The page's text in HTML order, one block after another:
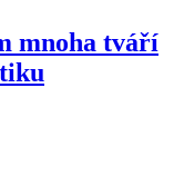
mnoha tváří